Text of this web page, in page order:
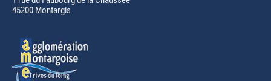
new
45200 Montargis